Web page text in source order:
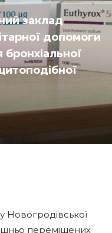
заклад
допомоги
Новогродівської
переміщених